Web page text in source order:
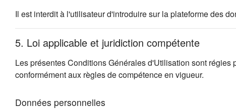
Il est interdit à l'utilisateur d'introduire sur la plateforme des
5. Loi applicable et juridiction compétente
Les présentes Conditions Générales d'Utilisation sont
conformément aux règles de compétence en vigueur.
Données personnelles